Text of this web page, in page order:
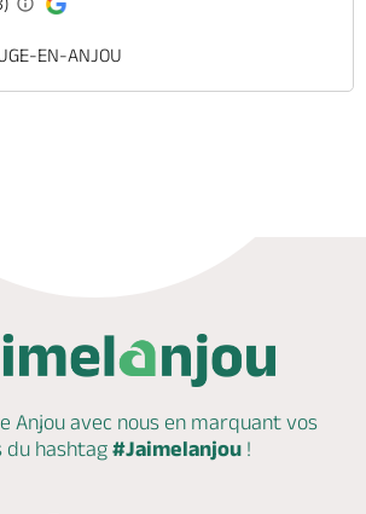
EN-ANJOU
Anjou avec nous en marquantvos
du hashtag#Jaimelanjou !